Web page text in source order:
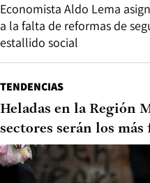
Economista Aldo Lema
a la falta de reformas de
estallido social
TENDENCIAS
Heladas en la Región
sectores serán los